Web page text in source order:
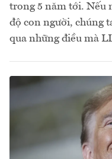
trong 5 năm tới. Nếu
độ con người, chúng
qua những điều mà